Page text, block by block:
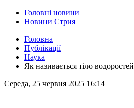
Головні новини
Новини Стрия
Головна
Публікації
Наука
Як називається тіло водоростей
Середа, 25 червня 2025 16:14